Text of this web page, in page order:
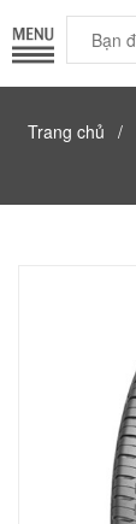
Trang chủ /